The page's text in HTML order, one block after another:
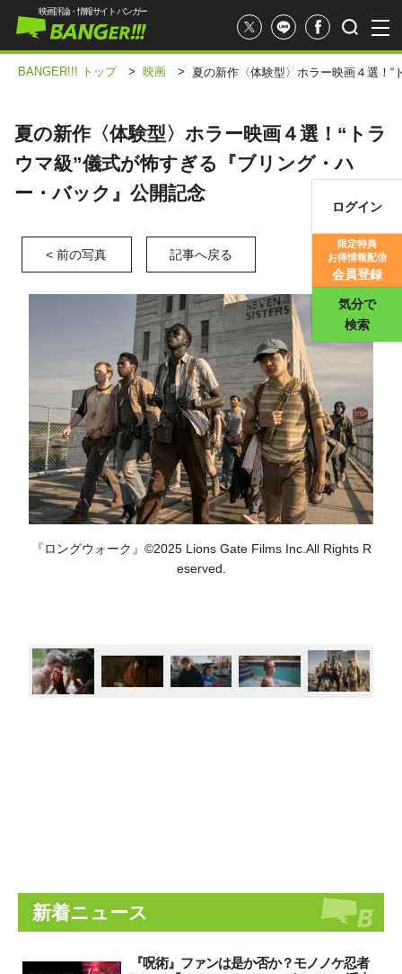
映画評価
映画評論・情報サイト バンガー
ログイン
限定特典
お得情報配信
会員登録
気分で
検索
BANGER!!! トップ > 映画 > 夏の新作〈体験型〉ホラー映画４選！
夏の新作〈体験型〉ホラー映画４選！“トラ
ウマ級”儀式が怖すぎる『ブリング・ハ
ー・バック』公開記念
< 前の写真 記事へ戻る
『ロングウォーク』©2025 Lions Gate Films Inc.All Rights R
eserved.
新着ニュース
『呪術』ファンは是か否か？モノノケ忍者